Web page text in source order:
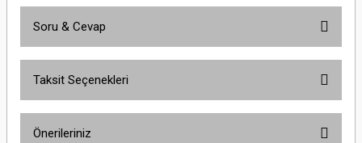
Soru & Cevap
Taksit Seçenekleri
Önerileriniz